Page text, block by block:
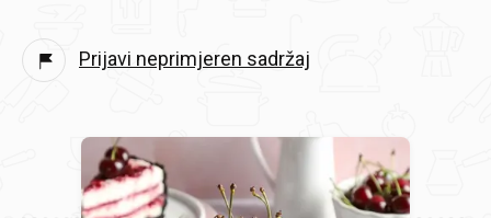
Prijavi neprimjeren sadržaj